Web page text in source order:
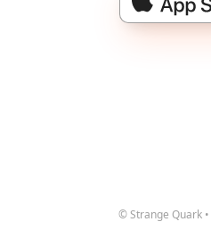
© Strange Quark •